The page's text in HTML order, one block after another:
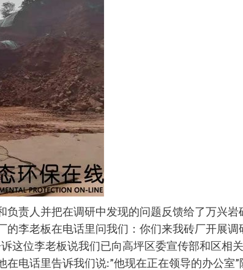
责人并把在调研中发现的问题反馈给了万兴岩
李老板在电话里问我们：你们来我砖厂开展调
这位李老板说我们已向高坪区委宣传部和区相
电话里告诉我们说:”他现在正在领导的办公室”